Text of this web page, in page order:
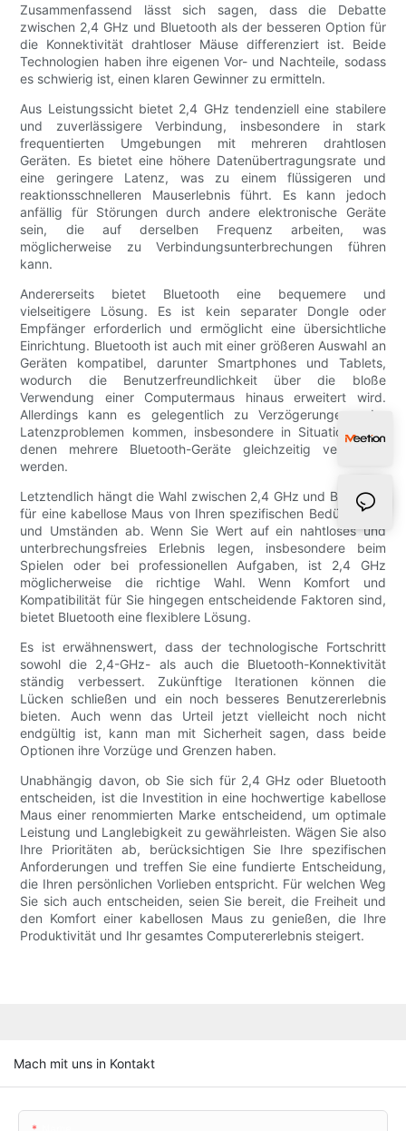
Zusammenfassend lässt sich sagen, dass die Debatte
zwischen 2,4 GHz und Bluetooth als der besseren Option für
die Konnektivität drahtloser Mäuse differenziert ist. Beide
Technologien haben ihre eigenen Vor- und Nachteile, sodass
es schwierig ist, einen klaren Gewinner zu ermitteln.
Aus Leistungssicht bietet 2,4 GHz tendenziell eine stabilere
und zuverlässigere Verbindung, insbesondere in stark
frequentierten Umgebungen mit mehreren drahtlosen
Geräten. Es bietet eine höhere Datenübertragungsrate und
eine geringere Latenz, was zu einem flüssigeren und
reaktionsschnelleren Mauserlebnis führt. Es kann jedoch
anfällig für Störungen durch andere elektronische Geräte
sein, die auf derselben Frequenz arbeiten, was
möglicherweise zu Verbindungsunterbrechungen führen
kann.
Andererseits bietet Bluetooth eine bequemere und
vielseitigere Lösung. Es ist kein separater Dongle oder
Empfänger erforderlich und ermöglicht eine übersichtliche
Einrichtung. Bluetooth ist auch mit einer größeren Auswahl an
Geräten kompatibel, darunter Smartphones und Tablets,
wodurch die Benutzerfreundlichkeit über die bloße
Verwendung einer Computermaus hinaus erweitert wird.
Allerdings kann es gelegentlich zu Verzögerungen oder
Latenzproblemen kommen, insbesondere in Situationen, in
denen mehrere Bluetooth-Geräte gleichzeitig verwendet
werden.
Letztendlich hängt die Wahl zwischen 2,4 GHz und Bluetooth
für eine kabellose Maus von Ihren spezifischen Bedürfnissen
und Umständen ab. Wenn Sie Wert auf ein nahtloses und
unterbrechungsfreies Erlebnis legen, insbesondere beim
Spielen oder bei professionellen Aufgaben, ist 2,4 GHz
möglicherweise die richtige Wahl. Wenn Komfort und
Kompatibilität für Sie hingegen entscheidende Faktoren sind,
bietet Bluetooth eine flexiblere Lösung.
Es ist erwähnenswert, dass der technologische Fortschritt
sowohl die 2,4-GHz- als auch die Bluetooth-Konnektivität
ständig verbessert. Zukünftige Iterationen können die
Lücken schließen und ein noch besseres Benutzererlebnis
bieten. Auch wenn das Urteil jetzt vielleicht noch nicht
endgültig ist, kann man mit Sicherheit sagen, dass beide
Optionen ihre Vorzüge und Grenzen haben.
Unabhängig davon, ob Sie sich für 2,4 GHz oder Bluetooth
entscheiden, ist die Investition in eine hochwertige kabellose
Maus einer renommierten Marke entscheidend, um optimale
Leistung und Langlebigkeit zu gewährleisten. Wägen Sie also
Ihre Prioritäten ab, berücksichtigen Sie Ihre spezifischen
Anforderungen und treffen Sie eine fundierte Entscheidung,
die Ihren persönlichen Vorlieben entspricht. Für welchen Weg
Sie sich auch entscheiden, seien Sie bereit, die Freiheit und
den Komfort einer kabellosen Maus zu genießen, die Ihre
Produktivität und Ihr gesamtes Computererlebnis steigert.
Mach mit uns in Kontakt